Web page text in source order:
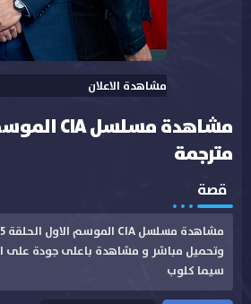
مشاهدة الاعلان
مترجمة
قصة
وتحميل مباشر و مشاهدة باعلى جودة على
سيما كلوب